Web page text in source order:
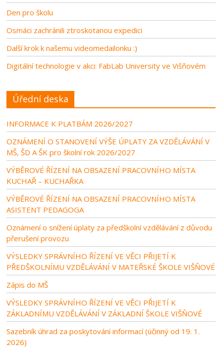
Den pro školu
Osmáci zachránili ztroskotanou expedici
Další krok k našemu videomedailonku :)
Digitální technologie v akci: FabLab University ve Višňovém
Úřední deska
INFORMACE K PLATBÁM 2026/2027
OZNÁMENÍ O STANOVENÍ VÝŠE ÚPLATY ZA VZDĚLÁVÁNÍ V
MŠ, ŠD A ŠK pro školní rok 2026/2027
VÝBĚROVÉ ŘÍZENÍ NA OBSAZENÍ PRACOVNÍHO MÍSTA
KUCHAŘ – KUCHAŘKA
VÝBĚROVÉ ŘÍZENÍ NA OBSAZENÍ PRACOVNÍHO MÍSTA
ASISTENT PEDAGOGA
Oznámení o snížení úplaty za předškolní vzdělávání z důvodu
přerušení provozu
VÝSLEDKY SPRÁVNÍHO ŘÍZENÍ VE VĚCI PŘIJETÍ K
PŘEDŠKOLNÍMU VZDĚLÁVÁNÍ V MATEŘSKÉ ŠKOLE VIŠŇOVÉ
Zápis do MŠ
VÝSLEDKY SPRÁVNÍHO ŘÍZENÍ VE VĚCI PŘIJETÍ K
ZÁKLADNÍMU VZDĚLÁVÁNÍ V ZÁKLADNÍ ŠKOLE VIŠŇOVÉ
Sazebník úhrad za poskytování informací (účinný od 19. 1.
2026)